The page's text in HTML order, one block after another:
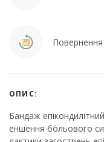
Повернення
ОПИС:
Бандаж
еншення больового